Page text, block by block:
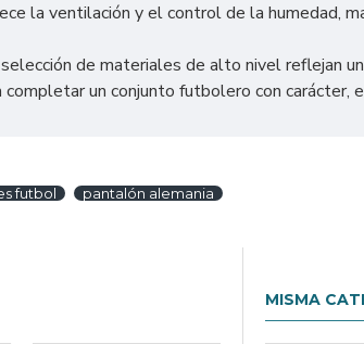
la ventilación y el control de la humedad,
de materiales de alto nivel reflejan
un conjunto futbolero con carácter,
futbol pantalón alemania
MISMA